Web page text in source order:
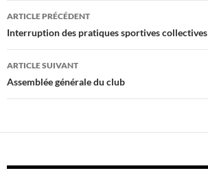
Navigation
des
articles
ARTICLE PRÉCÉDENT
Interruption des pratiques sportives collectives
ARTICLE SUIVANT
Assemblée générale du club